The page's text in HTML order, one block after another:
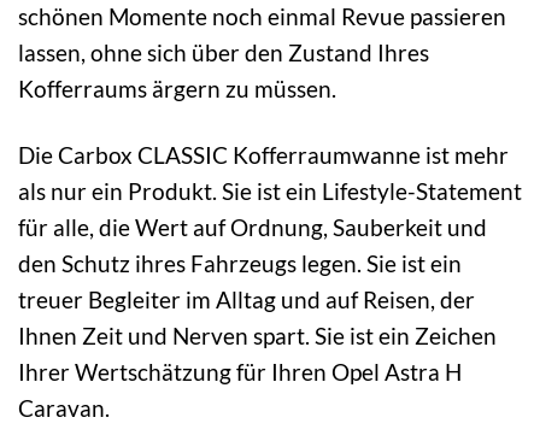
schönen Momente noch einmal Revue passieren
lassen, ohne sich über den Zustand Ihres
Kofferraums ärgern zu müssen.
Die Carbox CLASSIC Kofferraumwanne ist mehr
als nur ein Produkt. Sie ist ein Lifestyle-Statement
für alle, die Wert auf Ordnung, Sauberkeit und
den Schutz ihres Fahrzeugs legen. Sie ist ein
treuer Begleiter im Alltag und auf Reisen, der
Ihnen Zeit und Nerven spart. Sie ist ein Zeichen
Ihrer Wertschätzung für Ihren Opel Astra H
Caravan.